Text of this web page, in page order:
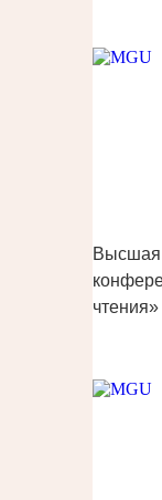
Высшая
чтения»